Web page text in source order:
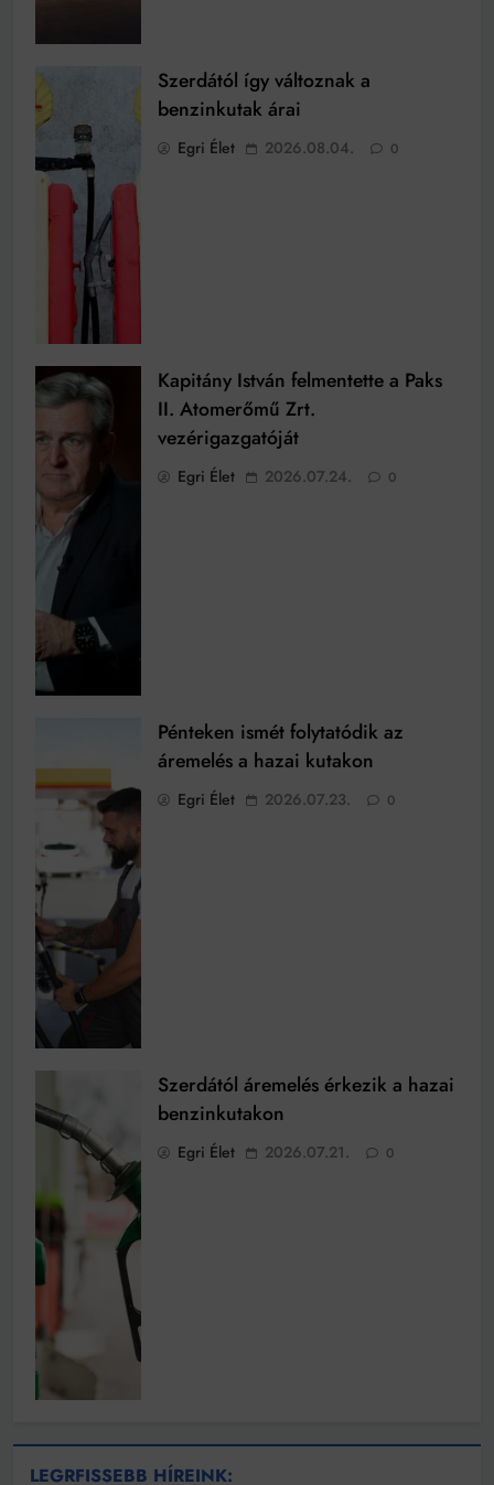
Szerdától így változnak a
benzinkutak árai
Egri Élet 2026.08.04. 0
Kapitány István felmentette a Paks
II. Atomerőmű Zrt.
vezérigazgatóját
Egri Élet 2026.07.24. 0
Pénteken ismét folytatódik az
áremelés a hazai kutakon
Egri Élet 2026.07.23. 0
Szerdától áremelés érkezik a hazai
benzinkutakon
Egri Élet 2026.07.21. 0
LEGRFISSEBB HÍREINK: